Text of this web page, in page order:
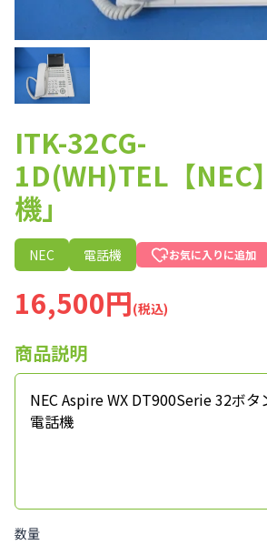
ITK-32CG-
1D(WH)TEL【NEC
機」
NEC 電話機 お気に入りに追加
16,500円(税込)
商品説明
NEC Aspire WX DT900Serie 32ボ
電話機
数量